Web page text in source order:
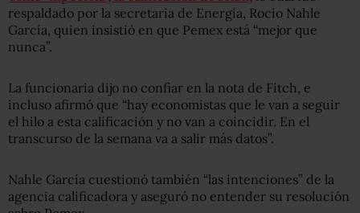
respaldado por la secretaria de Energía, Rocío Nahle
García, quien insistió en que Pemex está “mejor que
nunca”.
La funcionaria dijo no confiar en la nota de Fitch, e
incluso afirmó que “hay economistas que le van a seguir
el hilo a esta calificación y no van a coincidir. En el
transcurso de la semana va a salir más datos”.
Nahle García cuestionó también “las intenciones” de la
agencia calificadora y aseguró no entender su resolución